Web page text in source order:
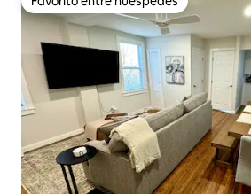
Favorito entre huéspedes